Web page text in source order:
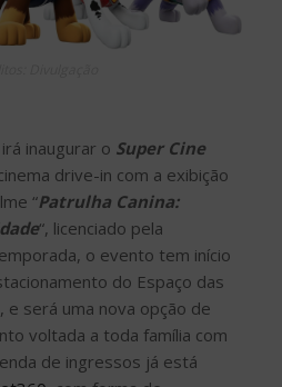
irá inaugurar o Super Cine
drive-in com a exibição
“Patrulha Canina:
“, licenciado pela
o evento tem início
do Espaço das
e será uma nova opção de
voltada a toda família com
de ingressos já está